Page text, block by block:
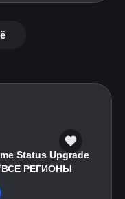
Status Upgrade
РЕГИОНЫ